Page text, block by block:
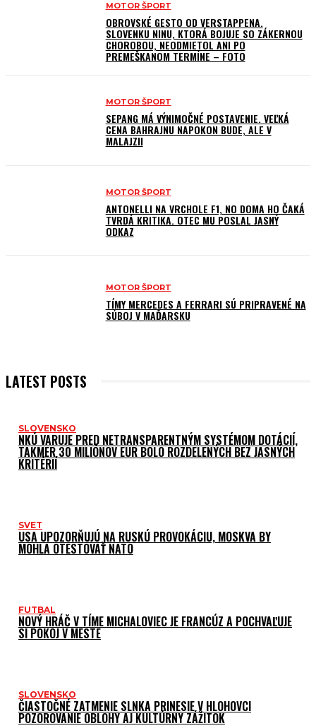
MOTOR ŠPORT
OBROVSKÉ GESTO OD VERSTAPPENA.
SLOVENKU NINU, KTORÁ BOJUJE SO ZÁKERNOU
CHOROBOU, NEODMIETOL ANI PO
PREMEŠKANOM TERMÍNE – FOTO
MOTOR ŠPORT
SEPANG MÁ VÝNIMOČNÉ POSTAVENIE. VEĽKÁ
CENA BAHRAJNU NAPOKON BUDE, ALE V
MALAJZII
MOTOR ŠPORT
ANTONELLI NA VRCHOLE F1, NO DOMA HO ČAKÁ
TVRDÁ KRITIKA. OTEC MU POSLAL JASNÝ
ODKAZ
MOTOR ŠPORT
TÍMY MERCEDES A FERRARI SÚ PRIPRAVENÉ NA
SÚBOJ V MAĎARSKU
LATEST POSTS
SLOVENSKO
NKÚ VARUJE PRED NETRANSPARENTNÝM SYSTÉMOM DOTÁCIÍ,
TAKMER 30 MILIÓNOV EUR BOLO ROZDELENÝCH BEZ JASNÝCH
KRITÉRIÍ
SVET
USA UPOZORŇUJÚ NA RUSKÚ PROVOKÁCIU, MOSKVA BY
MOHLA OTESTOVAŤ NATO
FUTBAL
NOVÝ HRÁČ V TÍME MICHALOVIEC JE FRANCÚZ A POCHVAĽUJE
SI POKOJ V MESTE
SLOVENSKO
ČIASTOČNÉ ZATMENIE SLNKA PRINESIE V HLOHOVCI
POZOROVANIE OBLOHY AJ KULTÚRNY ZÁŽITOK